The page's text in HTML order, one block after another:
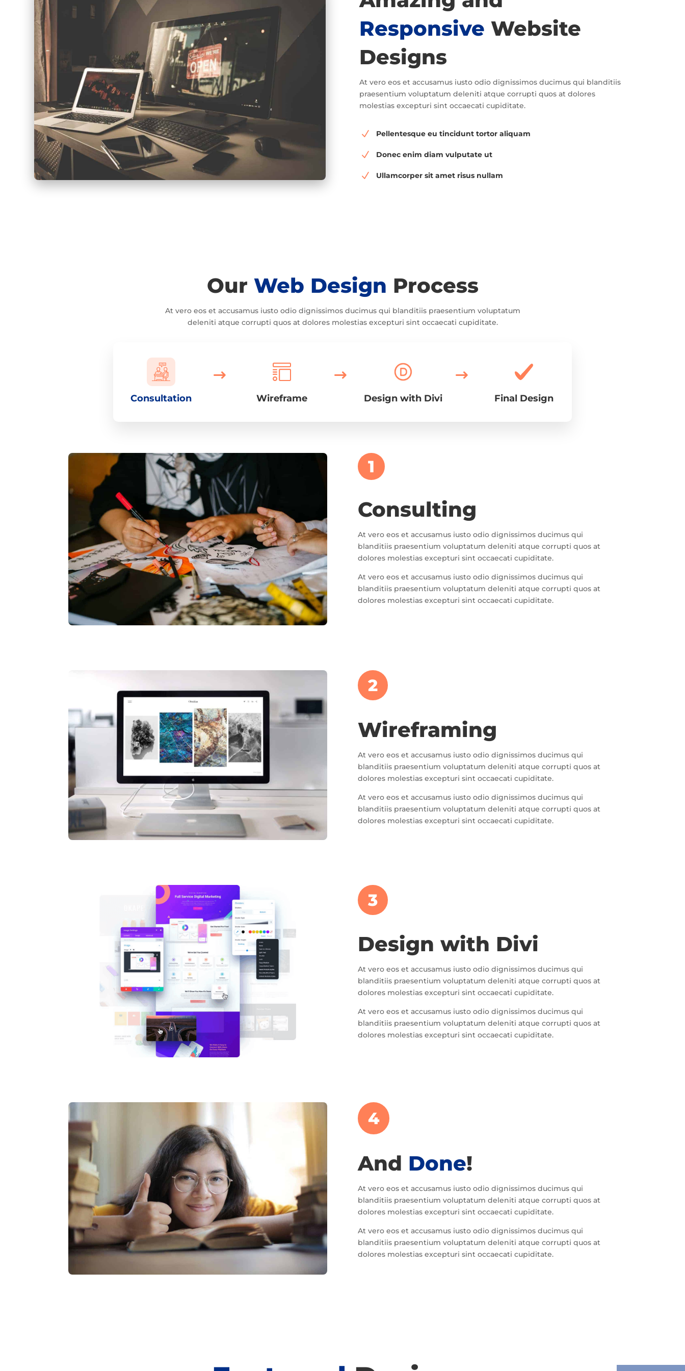
Responsive Website
Designs
At vero eos et accusamus iusto odio dignissimos ducimus qui blanditiis
praesentium voluptatum deleniti atque corrupti quos at dolores
molestias excepturi sint occaecati cupiditate.
N Pellentesque eu tincidunt tortor aliquam
N Donec enim diam vulputate ut
N Ullamcorper sit amet risus nullam
Our Web Design Process
At vero eos et accusamus iusto odio dignissimos ducimus qui blanditiis praesentium voluptatum
deleniti atque corrupti quos at dolores molestias excepturi sint occaecati cupiditate.
Consultation Wireframe Design with Divi Final Design
1
Consulting
At vero eos et accusamus iusto odio dignissimos ducimus qui
blanditiis praesentium voluptatum deleniti atque corrupti quos at
dolores molestias excepturi sint occaecati cupiditate.
At vero eos et accusamus iusto odio dignissimos ducimus qui
blanditiis praesentium voluptatum deleniti atque corrupti quos at
dolores molestias excepturi sint occaecati cupiditate.
2
Wireframing
At vero eos et accusamus iusto odio dignissimos ducimus qui
blanditiis praesentium voluptatum deleniti atque corrupti quos at
dolores molestias excepturi sint occaecati cupiditate.
At vero eos et accusamus iusto odio dignissimos ducimus qui
blanditiis praesentium voluptatum deleniti atque corrupti quos at
dolores molestias excepturi sint occaecati cupiditate.
3
Design with Divi
At vero eos et accusamus iusto odio dignissimos ducimus qui
blanditiis praesentium voluptatum deleniti atque corrupti quos at
dolores molestias excepturi sint occaecati cupiditate.
At vero eos et accusamus iusto odio dignissimos ducimus qui
blanditiis praesentium voluptatum deleniti atque corrupti quos at
dolores molestias excepturi sint occaecati cupiditate.
4
And Done!
At vero eos et accusamus iusto odio dignissimos ducimus qui
blanditiis praesentium voluptatum deleniti atque corrupti quos at
dolores molestias excepturi sint occaecati cupiditate.
At vero eos et accusamus iusto odio dignissimos ducimus qui
blanditiis praesentium voluptatum deleniti atque corrupti quos at
dolores molestias excepturi sint occaecati cupiditate.